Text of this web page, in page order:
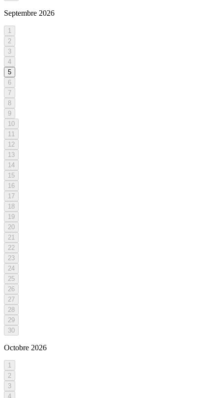
Septembre 2026
1
2
3
4
5
6
7
8
9
10
11
12
13
14
15
16
17
18
19
20
21
22
23
24
25
26
27
28
29
30
Octobre 2026
1
2
3
4